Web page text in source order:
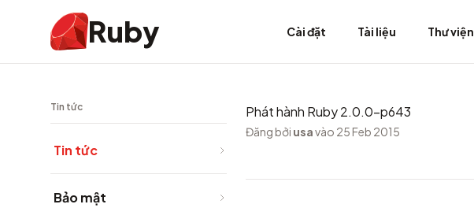
Ruby Cài đặt Tài liệu Thư viện
Tin tức
Tin tức
Bảo mật
Phát hành Ruby 2.0.0-p643
Đăng bởi usavào 25 Feb 2015